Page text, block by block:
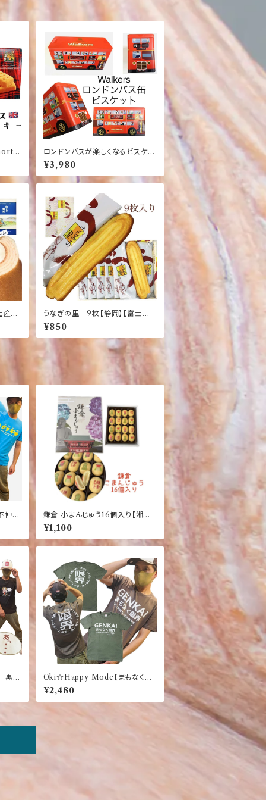
B
ロンドンバスが楽しくなるビスケッ
ト缶 Walkerクッキービスケット
¥3,980
】
うなぎの里 9枚【静岡】【富士山】
【伊豆】【土産】【銘菓】
¥850
】
鎌倉 小まんじゅう16個入り【湘南】
【江の島】【海】【お土産】
¥1,100
ツ 黒
Oki☆Happy Mode【まもなく限
界】【生きているだけで精一杯】お
もしろ ふざけTシャツ ダークグ
レー
¥2,480